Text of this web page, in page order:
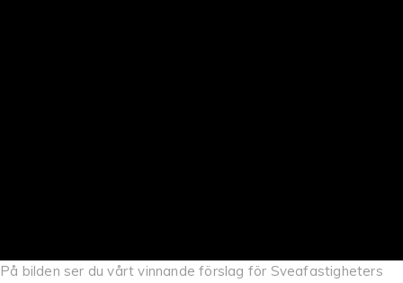
På bilden ser du vårt vinnande förslag för Sveafastigheters